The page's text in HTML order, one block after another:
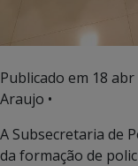
Publicado em 18 abr
Araujo •
A Subsecretaria de
da formação de